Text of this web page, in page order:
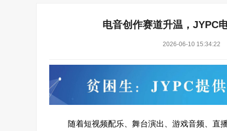
电音创作赛道升温，JYPC
2026-06-10 15:34:22
随着短视频配乐、舞台演出、游戏音频、直